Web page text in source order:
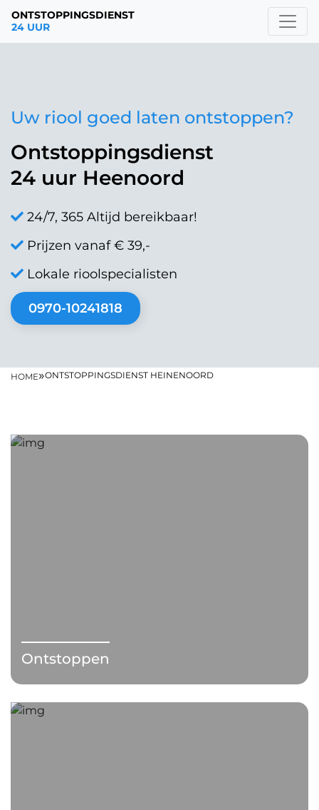
ONTSTOPPINGSDIENST
24 UUR
Uw riool goed laten ontstoppen?
Ontstoppingsdienst
24 uur Heenoord
24/7, 365 Altijd bereikbaar!
Prijzen vanaf € 39,-
Lokale rioolspecialisten
0970-10241818
HOME»ONTSTOPPINGSDIENST HEINENOORD
Ontstoppen